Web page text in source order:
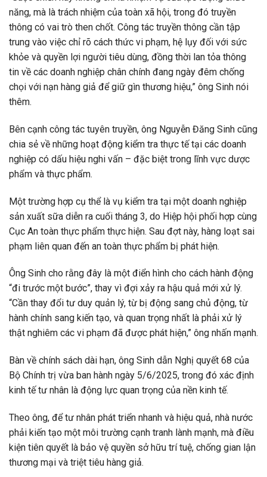
năng, mà là trách nhiệm của toàn xã hội, trong đó truyền
thông có vai trò then chốt. Công tác truyền thông cần tập
trung vào việc chỉ rõ cách thức vi phạm, hệ lụy đối với sức
khỏe và quyền lợi người tiêu dùng, đồng thời lan tỏa thông
tin về các doanh nghiệp chân chính đang ngày đêm chống
chọi với nạn hàng giả để giữ gìn thương hiệu,” ông Sinh nói
thêm.
Bên cạnh công tác tuyên truyền, ông Nguyễn Đăng Sinh cũng
chia sẻ về những hoạt động kiểm tra thực tế tại các doanh
nghiệp có dấu hiệu nghi vấn – đặc biệt trong lĩnh vực dược
phẩm và thực phẩm.
Một trường hợp cụ thể là vụ kiểm tra tại một doanh nghiệp
sản xuất sữa diễn ra cuối tháng 3, do Hiệp hội phối hợp cùng
Cục An toàn thực phẩm thực hiện. Sau đợt này, hàng loạt sai
phạm liên quan đến an toàn thực phẩm bị phát hiện.
Ông Sinh cho rằng đây là một điển hình cho cách hành động
“đi trước một bước”, thay vì đợi xảy ra hậu quả mới xử lý.
“Cần thay đổi tư duy quản lý, từ bị động sang chủ động, từ
hành chính sang kiến tạo, và quan trọng nhất là phải xử lý
thật nghiêm các vi phạm đã được phát hiện,” ông nhấn mạnh.
Bàn về chính sách dài hạn, ông Sinh dẫn Nghị quyết 68 của
Bộ Chính trị vừa ban hành ngày 5/6/2025, trong đó xác định
kinh tế tư nhân là động lực quan trọng của nền kinh tế.
Theo ông, để tư nhân phát triển nhanh và hiệu quả, nhà nước
phải kiến tạo một môi trường cạnh tranh lành mạnh, mà điều
kiện tiên quyết là bảo vệ quyền sở hữu trí tuệ, chống gian lận
thương mại và triệt tiêu hàng giả.